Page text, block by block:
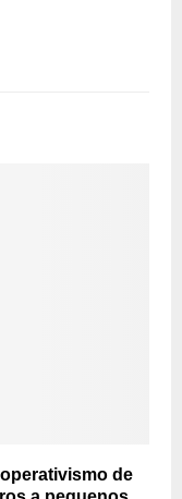
de